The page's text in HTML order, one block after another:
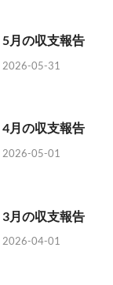
5月の収支報告
2026-05-31
4月の収支報告
2026-05-01
3月の収支報告
2026-04-01